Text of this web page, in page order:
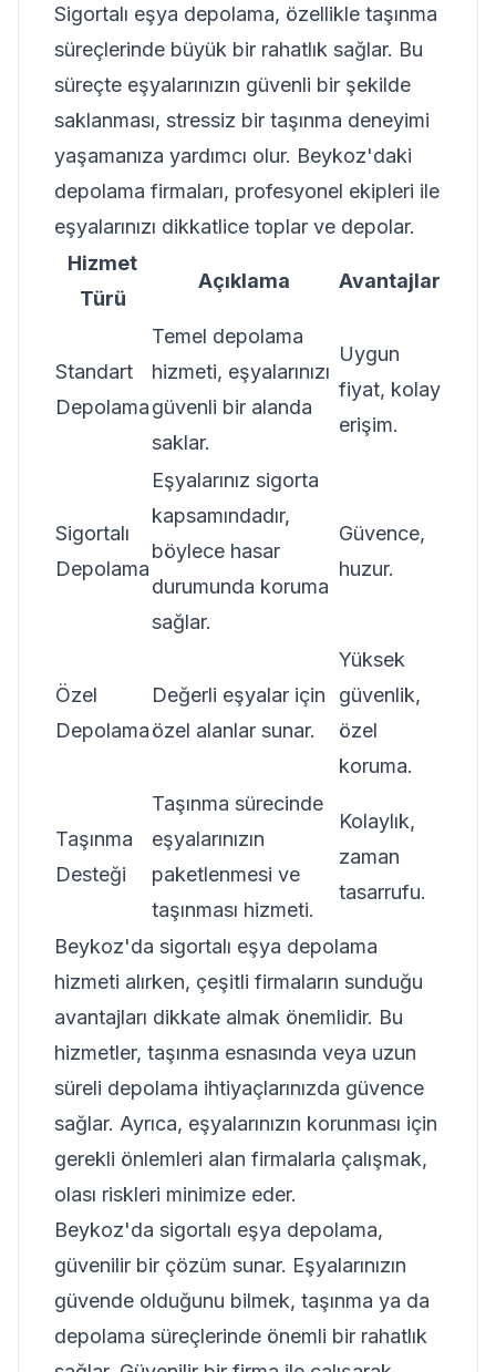
Sigortalı eşya depolama, özellikle taşınma
süreçlerinde büyük bir rahatlık sağlar. Bu
süreçte eşyalarınızın güvenli bir şekilde
saklanması, stressiz bir taşınma deneyimi
yaşamanıza yardımcı olur. Beykoz'daki
depolama firmaları, profesyonel ekipleri ile
eşyalarınızı dikkatlice toplar ve depolar.
Hizmet
Türü
Açıklama Avantajlar
Standart
Depolama
Temel depolama
hizmeti, eşyalarınızı
güvenli bir alanda
saklar.
Uygun
fiyat, kolay
erişim.
Sigortalı
Depolama
Eşyalarınız sigorta
kapsamındadır,
böylece hasar
durumunda koruma
sağlar.
Güvence,
huzur.
Özel
Depolama
Değerli eşyalar için
özel alanlar sunar.
Yüksek
güvenlik,
özel
koruma.
Taşınma
Desteği
Taşınma sürecinde
eşyalarınızın
paketlenmesi ve
taşınması hizmeti.
Kolaylık,
zaman
tasarrufu.
Beykoz'da sigortalı eşya depolama
hizmeti alırken, çeşitli firmaların sunduğu
avantajları dikkate almak önemlidir. Bu
hizmetler, taşınma esnasında veya uzun
süreli depolama ihtiyaçlarınızda güvence
sağlar. Ayrıca, eşyalarınızın korunması için
gerekli önlemleri alan firmalarla çalışmak,
olası riskleri minimize eder.
Beykoz'da sigortalı eşya depolama,
güvenilir bir çözüm sunar. Eşyalarınızın
güvende olduğunu bilmek, taşınma ya da
depolama süreçlerinde önemli bir rahatlık